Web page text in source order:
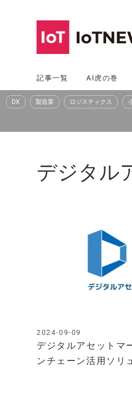
へ
ス
記事一覧 AI虎の巻
DX 製造業 ロジスティクス
デジタル
デジタルアセットマ
ンチェーン活用ソリ
2024-09-09